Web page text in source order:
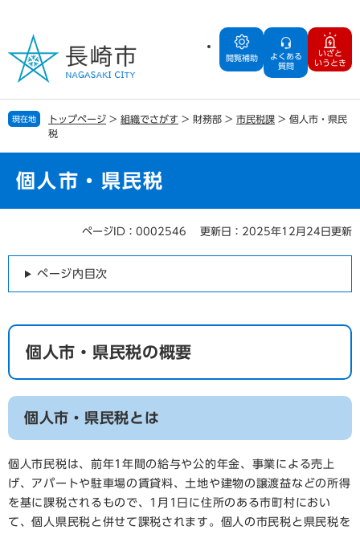
の
で
す
ー
ば
し
閲覧補助
よくある
質問
いざと
いうとき
現在地 トップページ > 組織でさがす > 財務部 > 市民税課 > 個人市・県民
税
個人市・県民税
ページID：0002546 更新日：2025年12月24日更新
ページ内目次
個人市・県民税の概要
個人市・県民税とは
個人市民税は、前年1年間の給与や公的年金、事業による売上
げ、アパートや駐車場の賃貸料、土地や建物の譲渡益などの所得
を基に課税されるもので、1月1日に住所のある市町村におい
て、個人県民税と併せて課税されます。個人の市民税と県民税を